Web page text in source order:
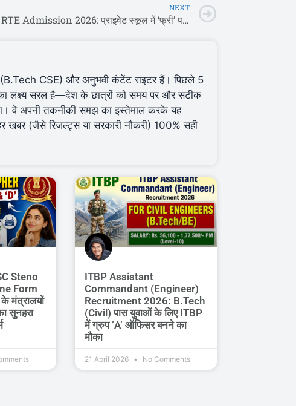
NEXT
UP RTE Admission 2026: प्राइवेट स्कूल में ‘फ्री’ पढ़ेगा आपका बच्चा! 🎒 फॉर्म शुरू, ऐसे करें अप्लाई
CSE) और अनुभवी कंटेंट राइटर हैं। पिछले 5
लक्ष्य सरल है—देश के छात्रों को समय पर और सटीक
वे अपनी तकनीकी समझ का इस्तेमाल करके यह
(जैसे रिजल्ट्स या सरकारी नौकरी) 100% सही
Steno
Form
मंत्रालयों
सुनहरा
ITBP Assistant
Commandant (Engineer)
Recruitment 2026: B.Tech
(Civil) पास युवाओं के लिए ITBP
में ग्रुप ‘A’ ऑफिसर बनने का
मौका
21 April 2026 No Comments